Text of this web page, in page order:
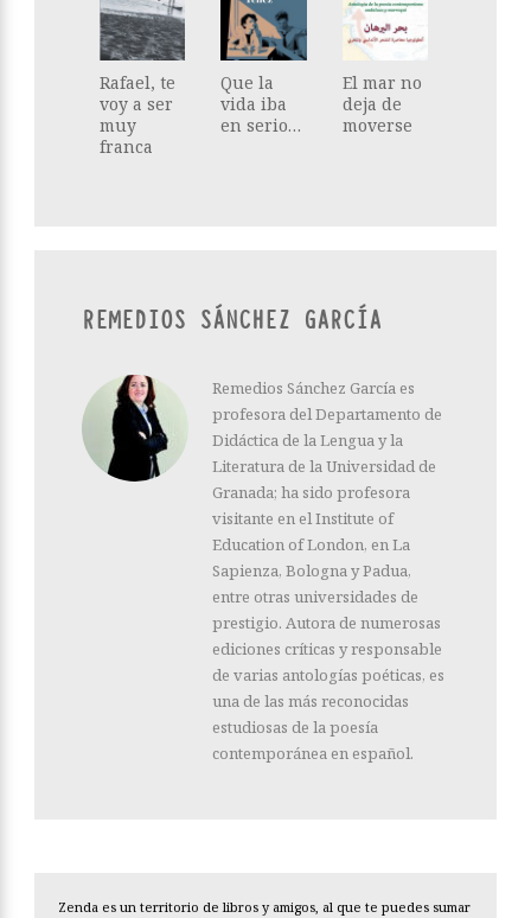
Rafael, te
voy a ser
muy
franca
Que la
vida iba
en serio…
El mar no
deja de
moverse
REMEDIOS SÁNCHEZ GARCÍA
Remedios Sánchez García es
profesora del Departamento de
Didáctica de la Lengua y la
Literatura de la Universidad de
Granada; ha sido profesora
visitante en el Institute of
Education of London, en La
Sapienza, Bologna y Padua,
entre otras universidades de
prestigio. Autora de numerosas
ediciones críticas y responsable
de varias antologías poéticas, es
una de las más reconocidas
estudiosas de la poesía
contemporánea en español.
Zenda es un territorio de libros y amigos, al que te puedes sumar